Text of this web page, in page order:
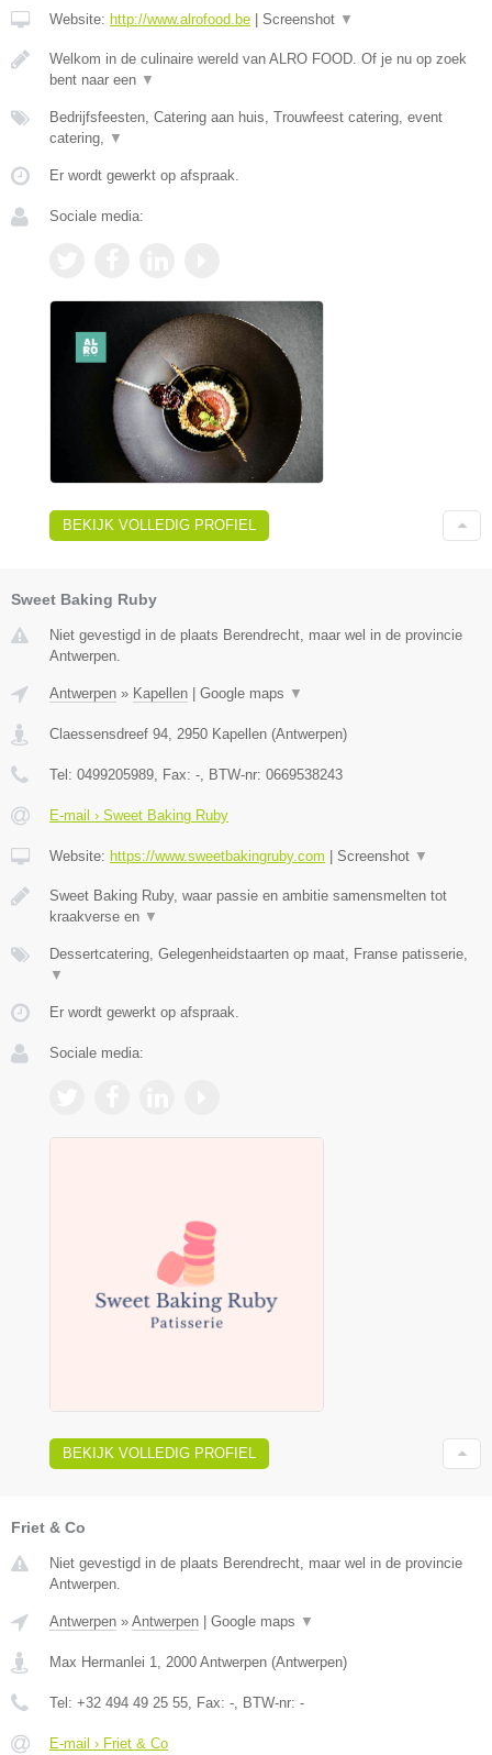
Website: http://www.alrofood.be Screenshot ▼
Welkom in de culinaire wereld van ALRO FOOD. Of je nu op zoek
bent naar een ▼
Bedrijfsfeesten, Catering aan huis, Trouwfeest catering, event
catering, ▼
Er wordt gewerkt op afspraak.
Sociale media:
BEKIJK VOLLEDIG PROFIEL
Sweet Baking Ruby
Niet gevestigd in de plaats Berendrecht, maar wel in de provincie
Antwerpen.
Antwerpen » Kapellen Google maps ▼
Claessensdreef 94 2950 Kapellen (Antwerpen)
Tel: 0499205989 , Fax: - , BTW-nr: 0669538243
E-mail › Sweet Baking Ruby
Website: https://www.sweetbakingruby.com Screenshot ▼
Sweet Baking Ruby, waar passie en ambitie samensmelten tot
kraakverse en ▼
Dessertcatering, Gelegenheidstaarten op maat, Franse patisserie,
▼
Er wordt gewerkt op afspraak.
Sociale media:
BEKIJK VOLLEDIG PROFIEL
Friet & Co
Niet gevestigd in de plaats Berendrecht, maar wel in de provincie
Antwerpen.
Antwerpen » Antwerpen Google maps ▼
Max Hermanlei 1 2000 Antwerpen (Antwerpen)
Tel: +32 494 49 25 55 , Fax: - , BTW-nr: -
E-mail › Friet & Co